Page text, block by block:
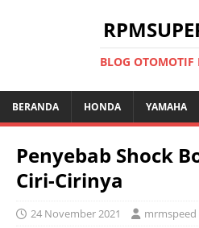
BLOG
BERANDA HONDA YAMAHA
Penyebab Shock
Ciri-Cirinya
24 November 2021 mrmspeed